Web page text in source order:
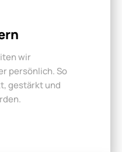
wir
persönlich. So
gestärkt und